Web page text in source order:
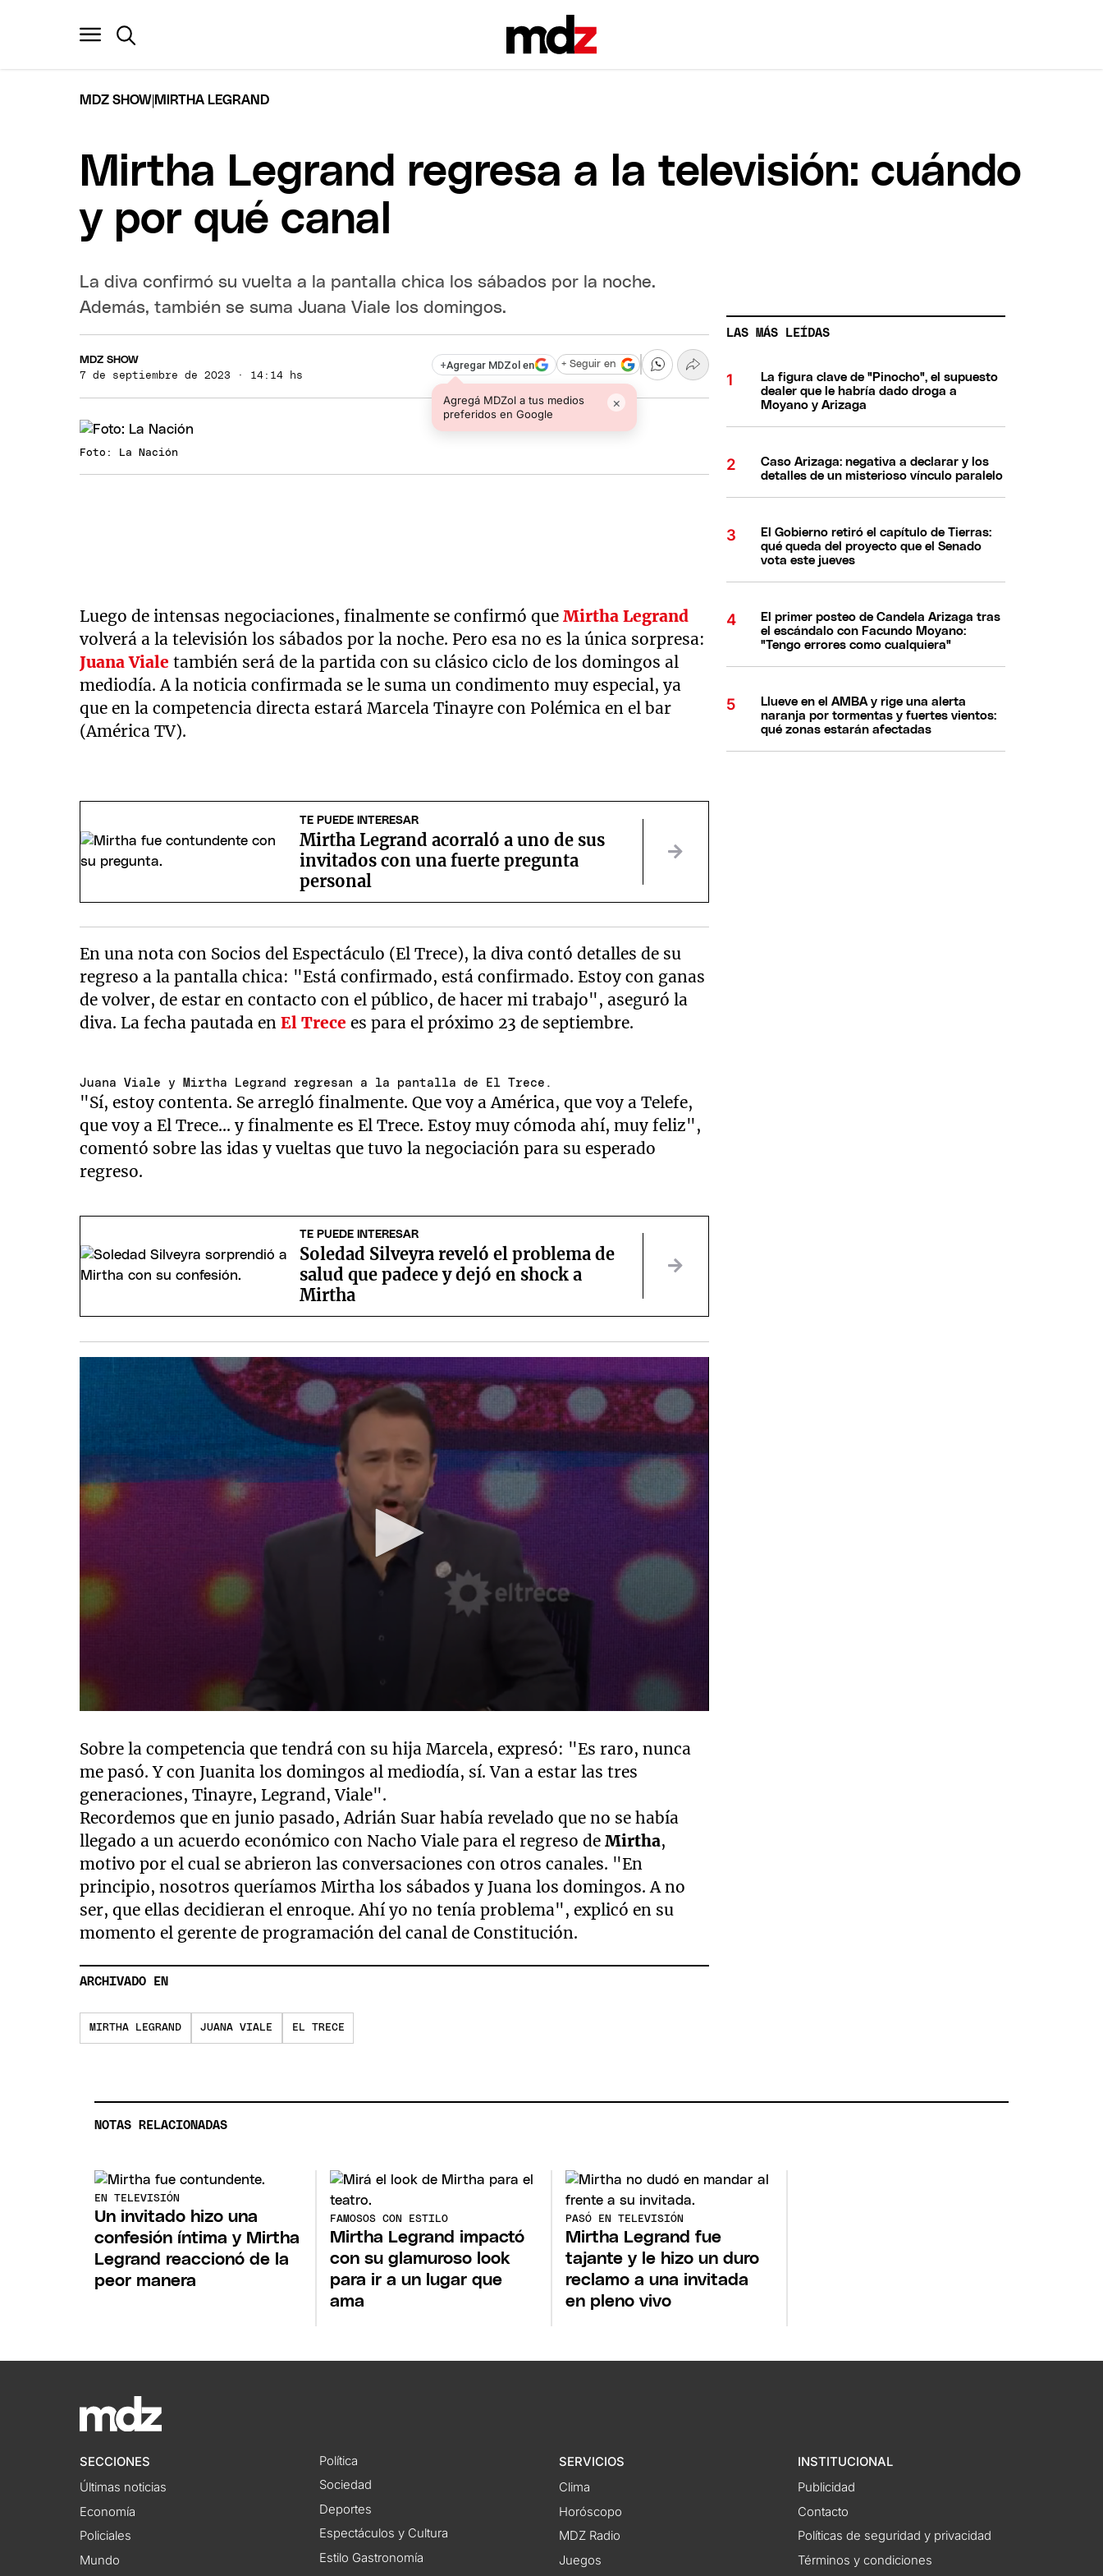
MDZ SHOW MIRTHA LEGRAND
Mirtha Legrand regresa a la televisión: cuándo
y por qué canal
La diva confirmó su vuelta a la pantalla chica los sábados por la noche.
Además, también se suma Juana Viale los domingos.
MDZ SHOW
7 de septiembre de 2023 · 14:14 hs
+Agregar MDZol en
Agregá MDZol a tus medios
preferidos en Google
×
+ Seguir en
Foto: La Nación
Luego de intensas negociaciones, finalmente se confirmó queMirtha Legrand
volverá a la televisión los sábados por la noche. Pero esa no es la única sorpresa:
Juana Viale también será de la partida con su clásico ciclo de los domingos al
mediodía. A la noticia confirmada se le suma un condimento muy especial, ya
que en la competencia directa estará Marcela Tinayre con Polémica en el bar
(América TV).
TE PUEDE INTERESAR
Mirtha Legrand acorraló a uno de sus
invitados con una fuerte pregunta
personal
En una nota con Socios del Espectáculo (El Trece), la diva contó detalles de su
regreso a la pantalla chica: "Está confirmado, está confirmado. Estoy con ganas
de volver, de estar en contacto con el público, de hacer mi trabajo", aseguró la
diva. La fecha pautada enEl Trece es para el próximo 23 de septiembre.
Juana Viale y Mirtha Legrand regresan a la pantalla de El Trece.
"Sí, estoy contenta. Se arregló finalmente. Que voy a América, que voy a Telefe,
que voy a El Trece... y finalmente es El Trece. Estoy muy cómoda ahí, muy feliz",
comentó sobre las idas y vueltas que tuvo la negociación para su esperado
regreso.
TE PUEDE INTERESAR
Soledad Silveyra reveló el problema de
salud que padece y dejó en shock a
Mirtha
of
2
minutes,
37
secondsVolume
90%
Sobre la competencia que tendrá con su hija Marcela, expresó: "Es raro, nunca
me pasó. Y con Juanita los domingos al mediodía, sí. Van a estar las tres
generaciones, Tinayre, Legrand, Viale".
Recordemos que en junio pasado, Adrián Suar había revelado que no se había
llegado a un acuerdo económico con Nacho Viale para el regreso deMirtha,
motivo por el cual se abrieron las conversaciones con otros canales. "En
principio, nosotros queríamos Mirtha los sábados y Juana los domingos. A no
ser, que ellas decidieran el enroque. Ahí yo no tenía problema", explicó en su
momento el gerente de programación del canal de Constitución.
ARCHIVADO EN
MIRTHA LEGRAND JUANA VIALE EL TRECE
LAS MÁS LEÍDAS
La figura clave de "Pinocho", el supuesto
dealer que le habría dado droga a
Moyano y Arizaga
Caso Arizaga: negativa a declarar y los
detalles de un misterioso vínculo paralelo
El Gobierno retiró el capítulo de Tierras:
qué queda del proyecto que el Senado
vota este jueves
El primer posteo de Candela Arizaga tras
el escándalo con Facundo Moyano:
"Tengo errores como cualquiera"
Llueve en el AMBA y rige una alerta
naranja por tormentas y fuertes vientos:
qué zonas estarán afectadas
NOTAS RELACIONADAS
EN TELEVISIÓN
Un invitado hizo una
confesión íntima y Mirtha
Legrand reaccionó de la
peor manera
FAMOSOS CON ESTILO
Mirtha Legrand impactó
con su glamuroso look
para ir a un lugar que
ama
PASÓ EN TELEVISIÓN
Mirtha Legrand fue
tajante y le hizo un duro
reclamo a una invitada
en pleno vivo
SECCIONES
Últimas noticias
Economía
Policiales
Mundo
Política
Sociedad
Deportes
Espectáculos y Cultura
Estilo Gastronomía
SERVICIOS
Clima
Horóscopo
MDZ Radio
Juegos
INSTITUCIONAL
Publicidad
Contacto
Políticas de seguridad y privacidad
Términos y condiciones